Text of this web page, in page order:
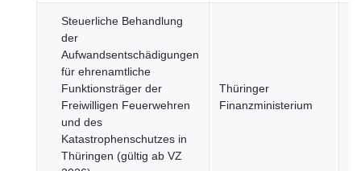
Steuerliche Behandlung
der
Aufwandsentschädigungen
für ehrenamtliche
Funktionsträger der
Freiwilligen Feuerwehren
und des
Katastrophenschutzes in
Thüringen (gültig ab VZ
Thüringer
Finanzministerium